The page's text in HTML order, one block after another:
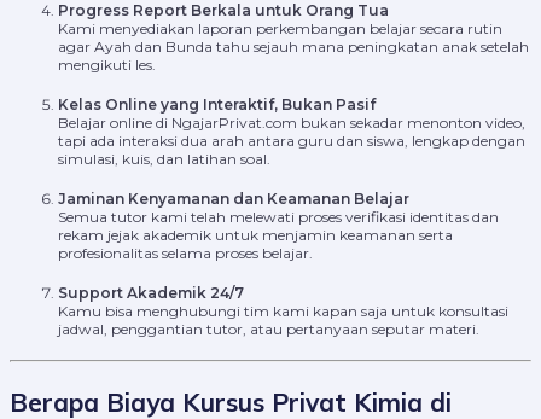
Progress Report Berkala untuk Orang Tua
Kami menyediakan laporan perkembangan belajar secara rutin
agar Ayah dan Bunda tahu sejauh mana peningkatan anak setelah
mengikuti les.
Kelas Online yang Interaktif, Bukan Pasif
Belajar online di NgajarPrivat.com bukan sekadar menonton video,
tapi ada interaksi dua arah antara guru dan siswa, lengkap dengan
simulasi, kuis, dan latihan soal.
Jaminan Kenyamanan dan Keamanan Belajar
Semua tutor kami telah melewati proses verifikasi identitas dan
rekam jejak akademik untuk menjamin keamanan serta
profesionalitas selama proses belajar.
Support Akademik 24/7
Kamu bisa menghubungi tim kami kapan saja untuk konsultasi
jadwal, penggantian tutor, atau pertanyaan seputar materi.
Berapa Biaya Kursus Privat Kimia di